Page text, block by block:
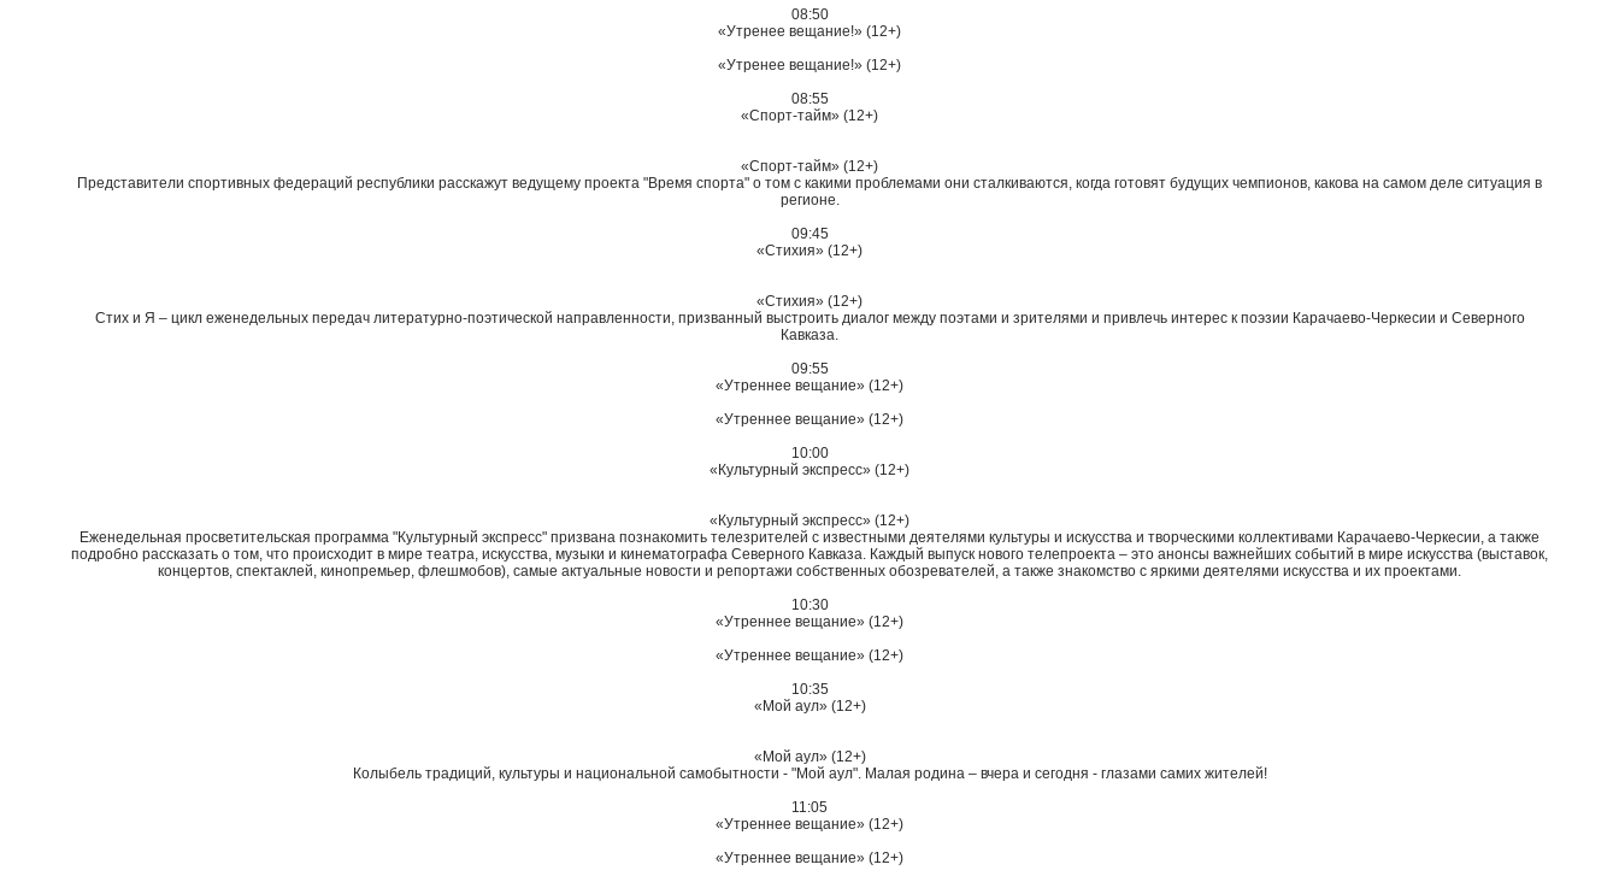
08:50
«Утренее вещание!» (12+)
«Утренее вещание!» (12+)
08:55
«Спорт-тайм» (12+)
«Спорт-тайм» (12+)
Представители спортивных федераций республики расскажут ведущему проекта "Время спорта" о том с какими проблемами они сталкиваются, когда готовят будущих чемпионов, какова на самом деле ситуация в
регионе.
09:45
«Стихия» (12+)
«Стихия» (12+)
Стих и Я – цикл еженедельных передач литературно-поэтической направленности, призванный выстроить диалог между поэтами и зрителями и привлечь интерес к поэзии Карачаево-Черкесии и Северного
Кавказа.
09:55
«Утреннее вещание» (12+)
«Утреннее вещание» (12+)
10:00
«Культурный экспресс» (12+)
«Культурный экспресс» (12+)
Еженедельная просветительская программа "Культурный экспресс" призвана познакомить телезрителей с известными деятелями культуры и искусства и творческими коллективами Карачаево-Черкесии, а также
подробно рассказать о том, что происходит в мире театра, искусства, музыки и кинематографа Северного Кавказа. Каждый выпуск нового телепроекта – это анонсы важнейших событий в мире искусства (выставок,
концертов, спектаклей, кинопремьер, флешмобов), самые актуальные новости и репортажи собственных обозревателей, а также знакомство с яркими деятелями искусства и их проектами.
10:30
«Утреннее вещание» (12+)
«Утреннее вещание» (12+)
10:35
«Мой аул» (12+)
«Мой аул» (12+)
Колыбель традиций, культуры и национальной самобытности - "Мой аул". Малая родина – вчера и сегодня - глазами самих жителей!
11:05
«Утреннее вещание» (12+)
«Утреннее вещание» (12+)